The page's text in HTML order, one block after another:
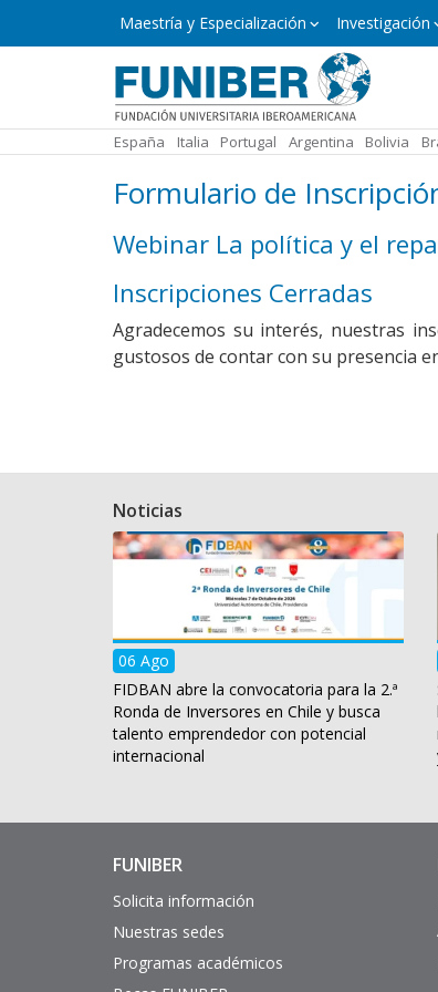
y
Maestría y Especialización Investigación
España Italia Portugal Argentina Bolivia
Formulario de
Webinar La política y el
Inscripciones Cerradas
Agradecemos su interés, nuestras
gustosos de contar con su presencia
Noticias
06 Ago
FIDBAN abre la convocatoria para la 2.ª
Ronda de Inversores en Chile y busca
talento emprendedor con potencial
internacional
Enlaces
interés
FUNIBER
Solicita información
Nuestras sedes
Programas académicos